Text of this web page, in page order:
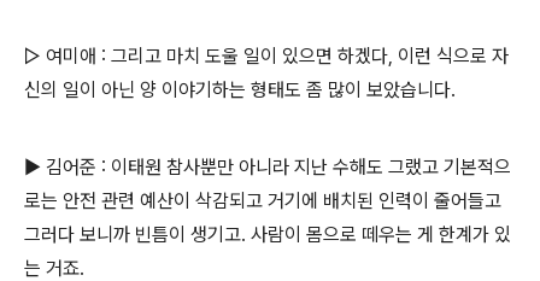
▷ 여미애 : 그리고 마치 도울 일이 있으면 하겠다, 이런 식으로 자
신의 일이 아닌 양 이야기하는 형태도 좀 많이 보았습니다.
▶ 김어준 : 이태원 참사뿐만 아니라 지난 수해도 그랬고 기본적으
로는 안전 관련 예산이 삭감되고 거기에 배치된 인력이 줄어들고
그러다 보니까 빈틈이 생기고. 사람이 몸으로 떼우는 게 한계가 있
는 거죠.